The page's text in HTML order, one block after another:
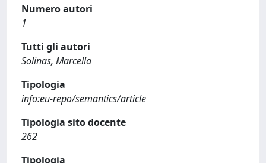
Numero autori
1
Tutti gli autori
Solinas, Marcella
Tipologia
info:eu-repo/semantics/article
Tipologia sito docente
262
Tipologia